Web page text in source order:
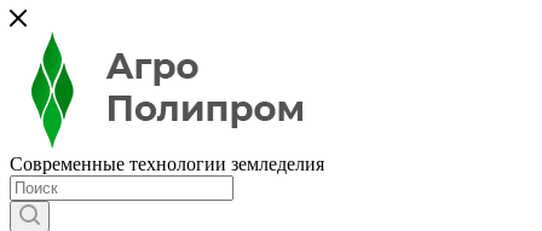
Современные технологии земледелия